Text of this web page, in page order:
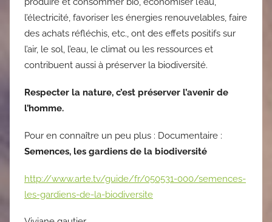
l’électricité, favoriser les énergies renouvelables, faire
des achats réfléchis, etc., ont des effets positifs sur
l’air, le sol, l’eau, le climat ou les ressources et
contribuent aussi à préserver la biodiversité.
Respecter la nature, c’est préserver l’avenir de
l’homme.
Pour en connaître un peu plus : Documentaire :
Semences, les gardiens de la biodiversité
http://www.arte.tv/guide/fr/050531-000/semences-
les-gardiens-de-la-biodiversite